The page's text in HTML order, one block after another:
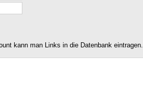
kann man Links in die Datenbank eintragen.